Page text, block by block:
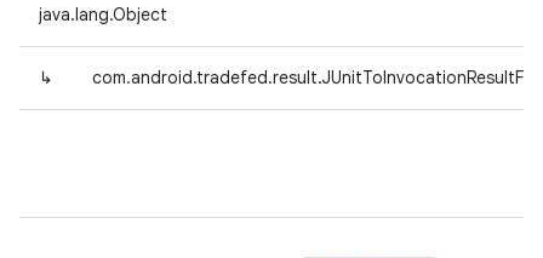
java.lang.Object
↳